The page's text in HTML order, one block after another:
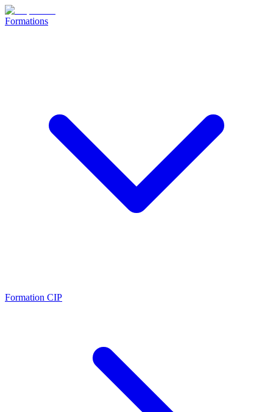
Formations
Formation CIP